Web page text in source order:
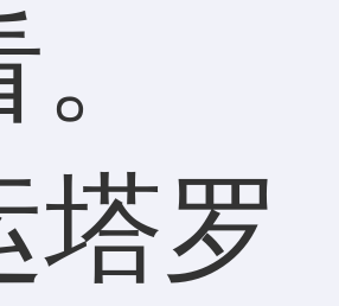
塔罗